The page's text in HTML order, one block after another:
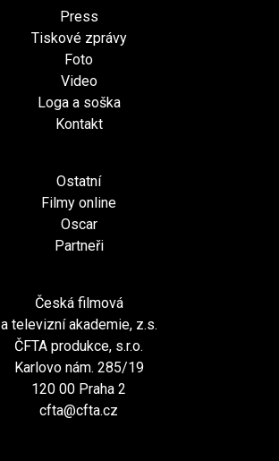
Press
Tiskové zprávy
Foto
Video
Loga a soška
Kontakt
Ostatní
Filmy online
Oscar
Partneři
Česká filmová
a televizní akademie, z.s.
ČFTA produkce, s.r.o.
Karlovo nám. 285/19
120 00 Praha 2
cfta@cfta.cz